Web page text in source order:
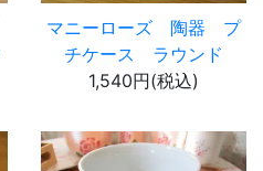
マニーローズ 陶器 プ
チケース ラウンド
1,540円(税込)